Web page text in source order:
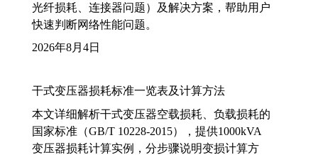
光纤损耗、连接器问题）及解决方案，帮助用户
快速判断网络性能问题。
2026年8月4日
干式变压器损耗标准一览表及计算方法
本文详细解析干式变压器空载损耗、负载损耗的
国家标准（GB/T 10228-2015），提供1000kVA
变压器损耗计算实例，分步骤说明变损计算方